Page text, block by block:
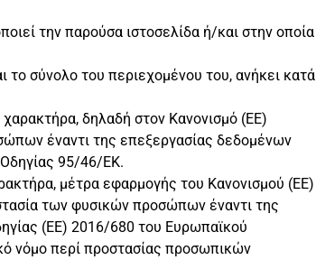
την παρούσα ιστοσελίδα ή/και στην οποία
το σύνολο του περιεχομένου του, ανήκει κατά
δηλαδή στον Κανονισμό (ΕΕ)
έναντι της επεξεργασίας δεδομένων
95/46/ΕΚ.
μέτρα εφαρμογής του Κανονισμού (ΕΕ)
των φυσικών προσώπων έναντι της
(ΕΕ) 2016/680 του Ευρωπαϊκού
νόμο περί προστασίας προσωπικών